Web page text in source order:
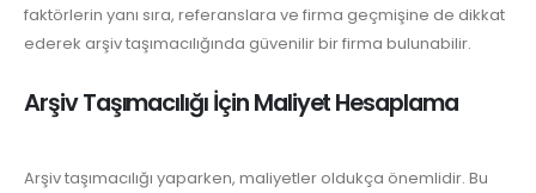
faktörlerin yanı sıra, referanslara ve firma geçmişine de dikkat
ederek arşiv taşımacılığında güvenilir bir firma bulunabilir.
Arşiv Taşımacılığı İçin Maliyet Hesaplama
Arşiv taşımacılığı yaparken, maliyetler oldukça önemlidir. Bu